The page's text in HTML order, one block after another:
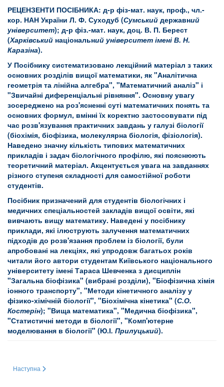
РЕЦЕНЗЕНТИ ПОСІБНИКА: д-р фіз-мат. наук, проф., чл.-
кор. НАН України Л. Ф. Суходуб (Сумський державний
університет); д-р фіз.-мат. наук, доц. В. П. Берест
(Харківський національний університет імені В. Н.
Каразіна).
У Посібнику систематизовано лекційний матеріал з таких
основних розділів вищої математики, як "Аналітична
геометрія та лінійна алгебра", "Математичний аналіз" і
"Звичайні диференціальні рівняння". Основну увагу
зосереджено на роз'ясненні суті математичних понять та
основних формул, вмінні їх коректно застосовувати під
час розв'язування практичних завдань у галузі біології
(біохімія, біофізика, молекулярна біологія, фізіологія).
Наведено значну кількість типових математичних
прикладів і задач біологічного профілю, які пояснюють
теоретичний матеріал. Акцентується увага на завданнях
різного ступеня складності для самостійної роботи
студентів.
Посібник призначений для студентів біологічних і
медичних спеціальностей закладів вищої освіти, які
вивчають вищу математику. Наведені у посібнику
приклади, які ілюструють залучення математичних
підходів до розв'язання проблем із біології, були
апробовані на лекціях, які упродовж багатьох років
читали його автори студентам Київського національного
університету імені Тараса Шевченка з дисциплін
"Загальна біофізика" (вибрані розділи), "Біофізична хімія
іонного транспорту", "Методи кінетичного аналізу у
фізико-хімічній біології", "Біохімічна кінетика" (С.О.
Костерін); "Вища математика", "Медична біофізика",
"Статистичні методи в біології", "Комп'ютерне
моделювання в біології" (Ю.І. Прилуцький).
Наступна стаття: Монографії та підручники співробітників Інституту
Наступна